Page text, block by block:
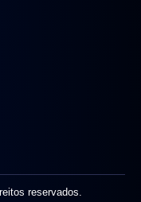
reservados.